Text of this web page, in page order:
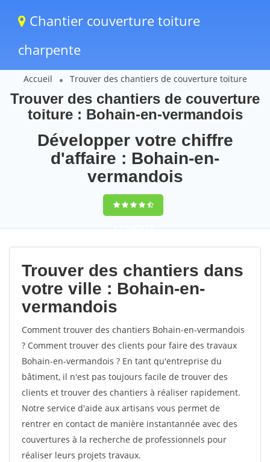
Chantier couverture toiture
charpente
Accueil Trouver des chantiers de couverture toiture
Trouver des chantiers de couverture
toiture : Bohain-en-vermandois
Développer votre chiffre
d'affaire : Bohain-en-
vermandois
9,5(100%)73
votes
Trouver des chantiers dans
votre ville : Bohain-en-
vermandois
Comment trouver des chantiers Bohain-en-vermandois
? Comment trouver des clients pour faire des travaux
Bohain-en-vermandois ? En tant qu'entreprise du
bâtiment, il n'est pas toujours facile de trouver des
clients et trouver des chantiers à réaliser rapidement.
Notre service d'aide aux artisans vous permet de
rentrer en contact de manière instantannée avec des
couvertures à la recherche de professionnels pour
réaliser leurs projets travaux.